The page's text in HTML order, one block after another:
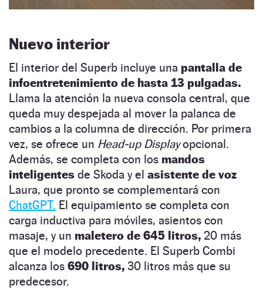
Nuevo interior
El interior del Superb incluye una pantalla de
infoentretenimiento de hasta 13 pulgadas.
Llama la atención la nueva consola central, que
queda muy despejada al mover la palanca de
cambios a la columna de dirección. Por primera
vez, se ofrece un Head-up Displayopcional.
Además, se completa con los mandos
inteligentes de Skoda y el asistente de voz
Laura, que pronto se complementará con
ChatGPT. El equipamiento se completa con
carga inductiva para móviles, asientos con
masaje, y un maletero de 645 litros, 20 más
que el modelo precedente. El Superb Combi
alcanza los 690 litros, 30 litros más que su
predecesor.